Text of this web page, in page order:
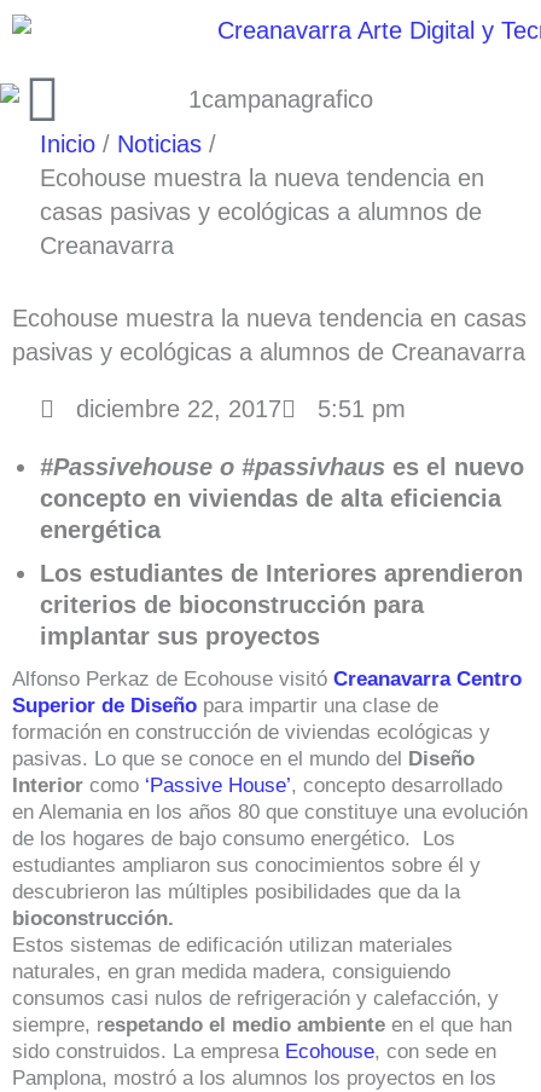
Ir
contenido
Inicio
Noticias
Ecohouse muestra la nueva tendencia en
casas pasivas y ecológicas a alumnos de
Creanavarra
Ecohouse muestra la nueva tendencia en casas
pasivas y ecológicas a alumnos de Creanavarra
diciembre 22, 2017 5:51 pm
#Passivehouse o #passivhaus es el nuevo
concepto en viviendas de alta eficiencia
energética
Los estudiantes de Interiores aprendieron
criterios de bioconstrucción para
implantar sus proyectos
Alfonso Perkaz de Ecohouse visitó Creanavarra Centro
Superior de Diseño para impartir una clase de
formación en construcción de viviendas ecológicas y
pasivas. Lo que se conoce en el mundo del
Diseño
Interior como ‘Passive House’, concepto desarrollado
en Alemania en los años 80 que constituye una evolución
de los hogares de bajo consumo energético. Los
estudiantes ampliaron sus conocimientos sobre él y
descubrieron las múltiples posibilidades que da la
bioconstrucción.
Estos sistemas de edificación utilizan materiales
naturales, en gran medida madera, consiguiendo
consumos casi nulos de refrigeración y calefacción, y
siempre, respetando el medio ambiente en el que han
sido construidos. La empresa Ecohouse, con sede en
Pamplona, mostró a los alumnos los proyectos en los